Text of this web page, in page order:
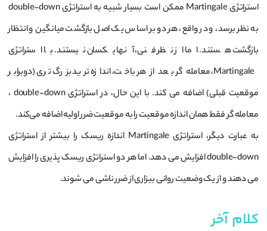
استراتژی Martingale ممکن است بسیار شبیه به استراتژی double-down
به نظر برسد، و در واقع، هر دو بر اساس یک اصل بازگشت میانگین و انتظار
بازگشت هستند. اما از نظر فنی، آنها یکسان نیستند. با استراتژی
Martingale، معامله‌ گر بعد از هر باخت، اندازه ترید بزرگ ‌تری (دوبرابر
موقعیت قبلی) اضافه می ‌کند. با این حال، در استراتژی double-down ،
معامله‌ گر فقط همان اندازه موقعیت را به موقعیت ضرر اولیه اضافه می‌کند.
به عبارت دیگر، استراتژی Martingale اندازه ریسک را بیشتر از استراتژی
double-down افزایش می دهد. اما هر دو استراتژی ریسک پذیری را افزایش
می دهند و از یک وضعیت روانی بیزاری از ضرر ناشی می شوند.
کلام آخر